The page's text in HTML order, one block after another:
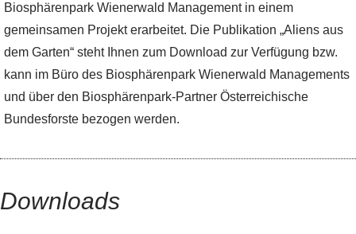
Biosphärenpark Wienerwald Management in einem
gemeinsamen Projekt erarbeitet. Die Publikation „Aliens aus
dem Garten“ steht Ihnen zum Download zur Verfügung bzw.
kann im Büro des Biosphärenpark Wienerwald Managements
und über den Biosphärenpark-Partner Österreichische
Bundesforste bezogen werden.
Downloads